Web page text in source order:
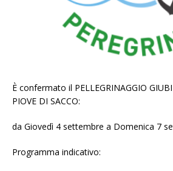
È confermato il PELLEGRINAGGIO
PIOVE DI SACCO:
da Giovedì 4 settembre a Domenica 7
Programma indicativo: